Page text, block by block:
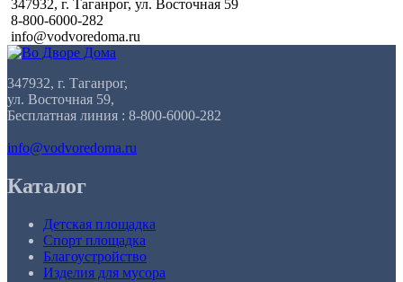
347932, г. Таганрог, ул. Восточная 59
8-800-6000-282
info@vodvoredoma.ru
347932, г. Таганрог,
ул. Восточная 59,
Бесплатная линия : 8-800-6000-282
info@vodvoredoma.ru
Каталог
Детская площадка
Спорт площадка
Благоустройство
Изделия для мусора